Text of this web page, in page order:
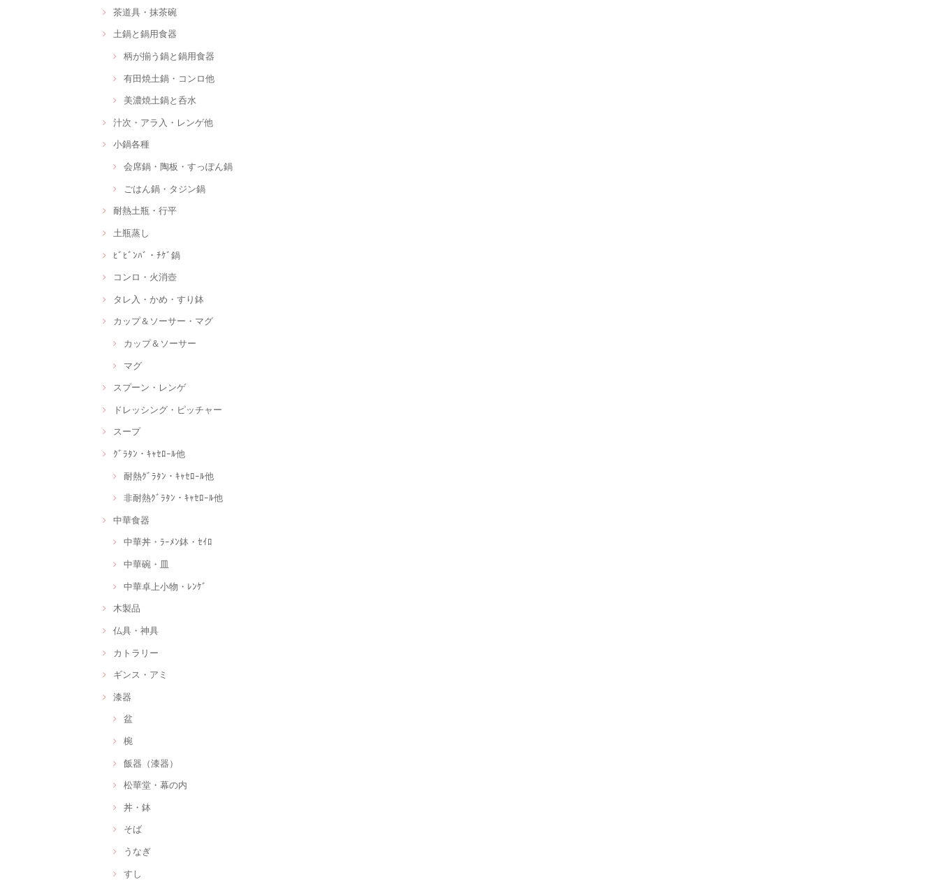
茶道具・抹茶碗
土鍋と鍋用食器
柄が揃う鍋と鍋用食器
有田焼土鍋・コンロ他
美濃焼土鍋と呑水
汁次・アラ入・レンゲ他
小鍋各種
会席鍋・陶板・すっぽん鍋
ごはん鍋・タジン鍋
耐熱土瓶・行平
土瓶蒸し
ﾋﾞﾋﾞﾝﾊﾞ・ﾁｹﾞ鍋
コンロ・火消壺
タレ入・かめ・すり鉢
カップ＆ソーサー・マグ
カップ＆ソーサー
マグ
スプーン・レンゲ
ドレッシング・ピッチャー
スープ
ｸﾞﾗﾀﾝ・ｷｬｾﾛｰﾙ他
耐熱ｸﾞﾗﾀﾝ・ｷｬｾﾛｰﾙ他
非耐熱ｸﾞﾗﾀﾝ・ｷｬｾﾛｰﾙ他
中華食器
中華丼・ﾗｰﾒﾝ鉢・ｾｲﾛ
中華碗・皿
中華卓上小物・ﾚﾝｹﾞ
木製品
仏具・神具
カトラリー
ギンス・アミ
漆器
盆
椀
飯器（漆器）
松華堂・幕の内
丼・鉢
そば
うなぎ
すし